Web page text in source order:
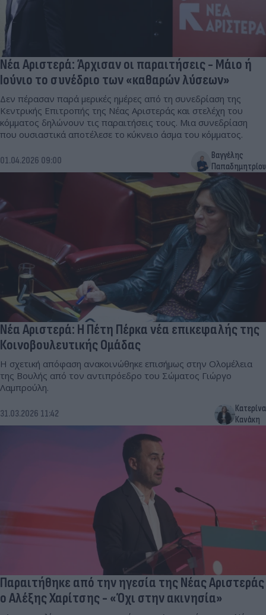
Νέα Αριστερά: Άρχισαν οι παραιτήσεις - Μάιο ή
Ιούνιο το συνέδριο των «καθαρών λύσεων»
Δεν πέρασαν παρά μερικές ημέρες από τη συνεδρίαση της
Κεντρικής Επιτροπής της Νέας Αριστεράς και στελέχη του
κόμματος δηλώνουν τις παραιτήσεις τους. Μια συνεδρίαση
που ουσιαστικά αποτέλεσε το κύκνειο άσμα του κόμματος.
01.04.2026 09:00
Βαγγέλης
Παπαδημητρίου
Νέα Αριστερά: Η Πέτη Πέρκα νέα επικεφαλής της
Κοινοβουλευτικής Ομάδας
Η σχετική απόφαση ανακοινώθηκε επισήμως στην Ολομέλεια
της Βουλής από τον αντιπρόεδρο του Σώματος Γιώργο
Λαμπρούλη.
31.03.2026 11:42
Κατερίνα
Κανάκη
Παραιτήθηκε από την ηγεσία της Νέας Αριστεράς
ο Αλέξης Χαρίτσης - «Όχι στην ακινησία»